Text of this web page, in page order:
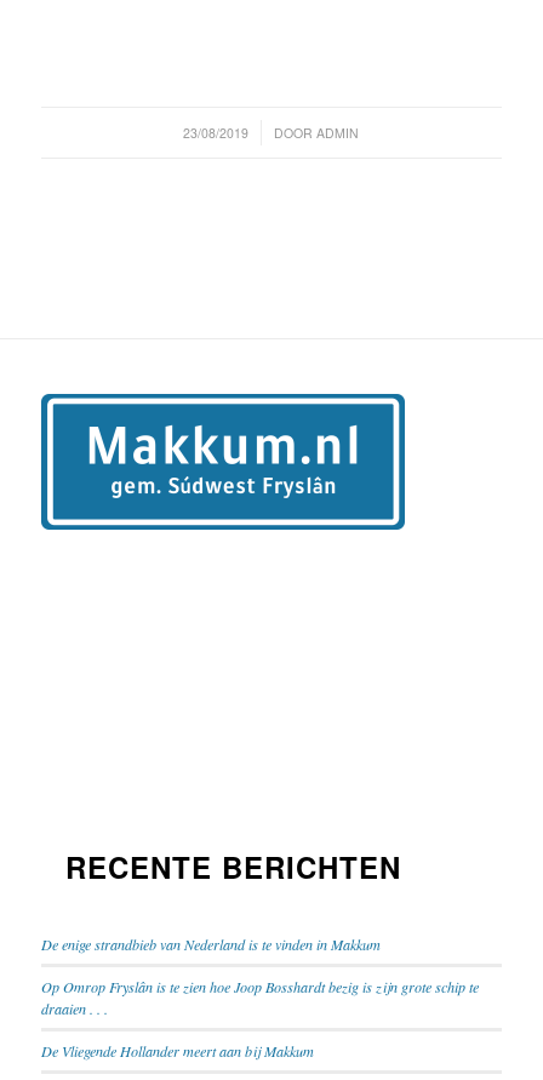
23/08/2019
/ DOORADMIN
RECENTE BERICHTEN
De enige strandbieb van Nederland is te vinden in Makkum
Op Omrop Fryslân is te zien hoe Joop Bosshardt bezig is zijn grote schip te
draaien . . .
De Vliegende Hollander meert aan bij Makkum